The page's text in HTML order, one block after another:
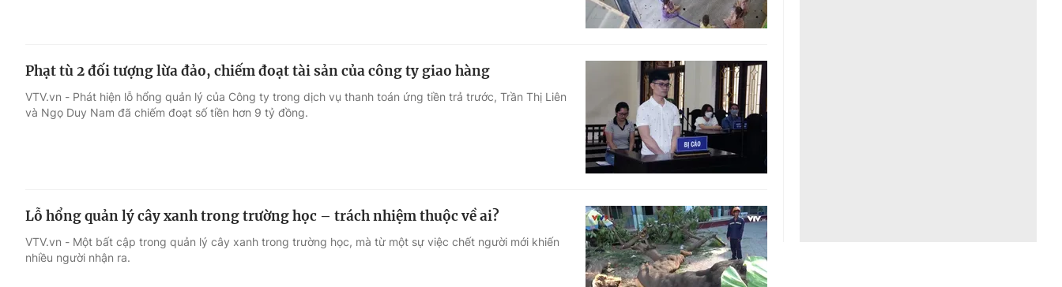
Điện ảnh
Âm nhạc
Sao
Du lịch
Làm đẹp
Chất lượng cuộc sống
Tuyển sinh
Học trực tuyến
Công nghệ
Hitech Công nghệ tương lai
Sản phẩm
Thị trường
Tư vấn
Phạt tù 2 đối tượng lừa đảo, chiếm đoạt tài sản của công ty giao hàng
VTV.vn - Phát hiện lỗ hổng quản lý của Công ty trong dịch vụ thanh toán ứng tiền trả trước, Trần Thị Liên
và Ngọ Duy Nam đã chiếm đoạt số tiền hơn 9 tỷ đồng.
Lỗ hổng quản lý cây xanh trong trường học – trách nhiệm thuộc về ai?
VTV.vn - Một bất cập trong quản lý cây xanh trong trường học, mà từ một sự việc chết người mới khiến
nhiều người nhận ra.